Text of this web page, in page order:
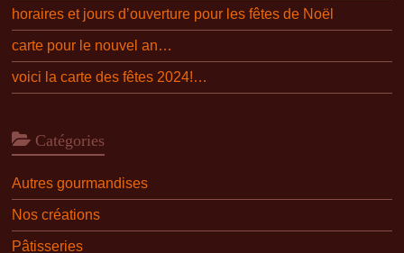
horaires et jours d’ouverture pour les fêtes de Noël
carte pour le nouvel an…
voici la carte des fêtes 2024!…
Catégories
Autres gourmandises
Nos créations
Pâtisseries